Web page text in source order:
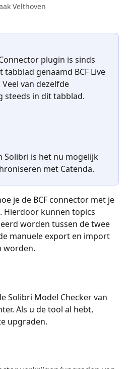
Velthoven
plugin is sinds
tabblad genaamd BCF Live
van dezelfde
steeds in dit tabblad.
Solibri is het nu mogelijk
met Catenda.
je de BCF connector met je
Hierdoor kunnen topics
worden tussen de twee
manuele export en import
worden.
Solibri Model Checker van
Als u de tool al hebt,
upgraden.